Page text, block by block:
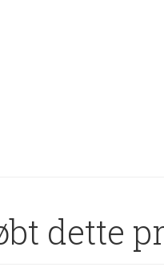
dette